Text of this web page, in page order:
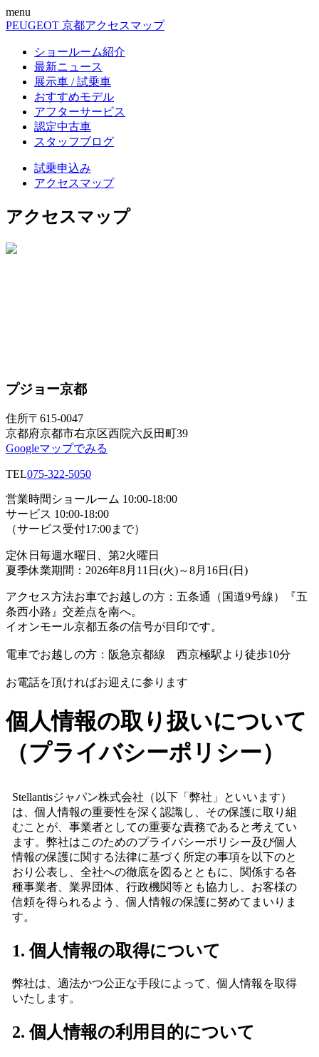
menu
PEUGEOT 京都アクセスマップ
ショールーム紹介
最新ニュース
展示車 / 試乗車
おすすめモデル
アフターサービス
認定中古車
スタッフブログ
試乗申込み
アクセスマップ
アクセスマップ
プジョー京都
住所〒615-0047
京都府京都市右京区西院六反田町39
Googleマップでみる
TEL075-322-5050
営業時間 ショールーム 10:00-18:00
サービス 10:00-18:00
（サービス受付17:00まで）
定休日 毎週水曜日、第2火曜日
夏季休業期間：2026年8月11日(火)～8月16日(日)
アクセス方法お車でお越しの方：五条通（国道9号線）『五
条西小路』交差点を南へ。
イオンモール京都五条の信号が目印です。
電車でお越しの方：阪急京都線 西京極駅より徒歩10分
お電話を頂ければお迎えに参ります
個人情報の取り扱いについて
（プライバシーポリシー）
Stellantisジャパン株式会社（以下「弊社」といいます）
は、個人情報の重要性を深く認識し、その保護に取り組
むことが、事業者としての重要な責務であると考えてい
ます。弊社はこのためのプライバシーポリシー及び個人
情報の保護に関する法律に基づく所定の事項を以下のと
おり公表し、全社への徹底を図るとともに、関係する各
種事業者、業界団体、行政機関等とも協力し、お客様の
信頼を得られるよう、個人情報の保護に努めてまいりま
す。
1. 個人情報の取得について
弊社は、適法かつ公正な手段によって、個人情報を取得
いたします。
2. 個人情報の利用目的について